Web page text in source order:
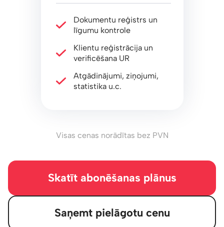
Dokumentu reģistrs un
līgumu kontrole
Klientu reģistrācija un
verificēšana UR
Atgādinājumi, ziņojumi,
statistika u.c.
Visas cenas norādītas bez PVN
Skatīt abonēšanas plānus
Saņemt pielāgotu cenu